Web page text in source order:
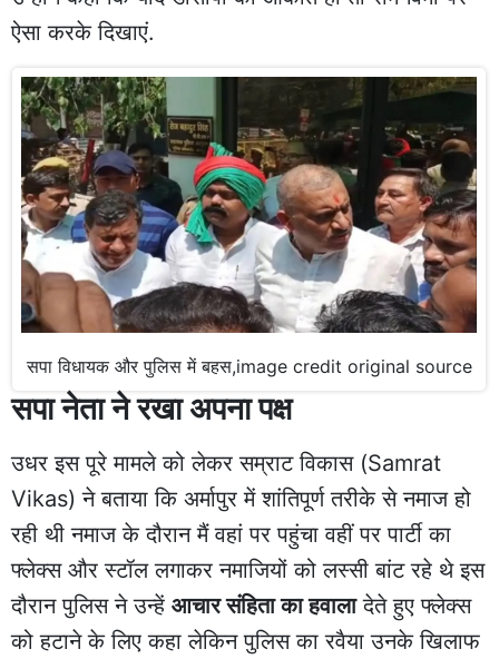
ऐसा करके दिखाएं.
सपा विधायक और पुलिस में बहस,image credit original source
सपा नेता ने रखा अपना पक्ष
उधर इस पूरे मामले को लेकर सम्राट विकास (Samrat
Vikas) ने बताया कि अर्मापुर में शांतिपूर्ण तरीके से नमाज हो
रही थी नमाज के दौरान मैं वहां पर पहुंचा वहीं पर पार्टी का
फ्लेक्स और स्टॉल लगाकर नमाजियों को लस्सी बांट रहे थे इस
दौरान पुलिस ने उन्हें आचार संहिता का हवालादेते हुए फ्लेक्स
को हटाने के लिए कहा लेकिन पुलिस का रवैया उनके खिलाफ